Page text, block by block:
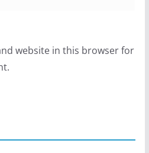
website in this browser for